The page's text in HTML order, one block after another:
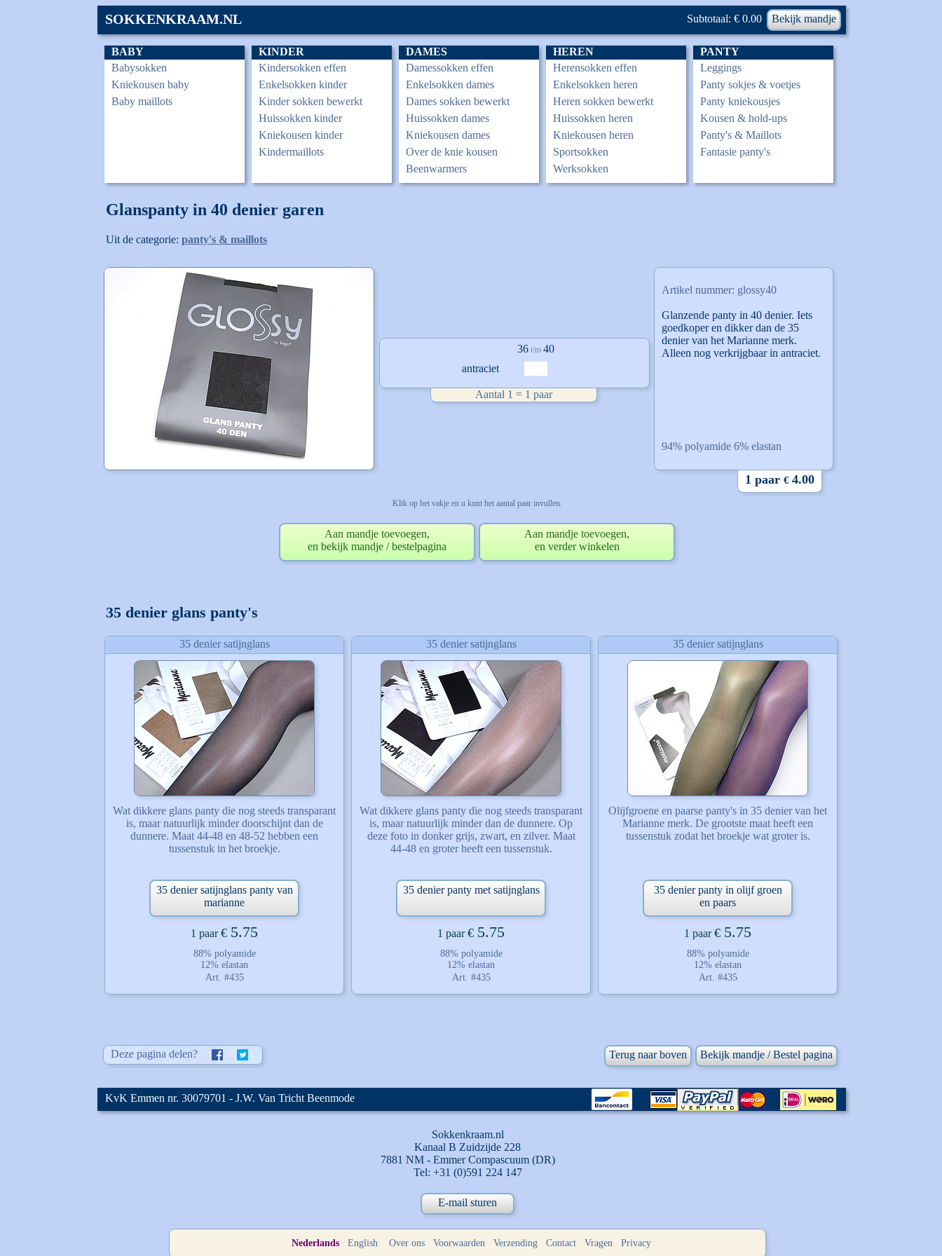
SOKKENKRAAM.NL Bekijk mandje
Subtotaal: € 0.00
BABY
Babysokken
Kniekousen baby
Baby maillots
KINDER
Kindersokken effen
Enkelsokken kinder
Kinder sokken bewerkt
Huissokken kinder
Kniekousen kinder
Kindermaillots
DAMES
Damessokken effen
Enkelsokken dames
Dames sokken bewerkt
Huissokken dames
Kniekousen dames
Over de knie kousen
Beenwarmers
HEREN
Herensokken effen
Enkelsokken heren
Heren sokken bewerkt
Huissokken heren
Kniekousen heren
Sportsokken
Werksokken
PANTY
Leggings
Panty sokjes & voetjes
Panty kniekousjes
Kousen & hold-ups
Panty's & Maillots
Fantasie panty's
Glanspanty in 40 denier garen
Uit de categorie: panty's & maillots
Artikel nummer: glossy40
Glanzende panty in 40 denier. Iets
goedkoper en dikker dan de 35
denier van het Marianne merk.
Alleen nog verkrijgbaar in antraciet.
94% polyamide 6% elastan
1 paar € 4.00
36 t/m 40
antraciet
Aantal 1 = 1 paar
Klik op het vakje en u kunt het aantal paar invullen.
Aan mandje toevoegen,
en verder winkelen
Aan mandje toevoegen,
en bekijk mandje / bestelpagina
35 denier glans panty's
35 denier satijnglans
Wat dikkere glans panty die nog steeds transparant
is, maar natuurlijk minder doorschijnt dan de
dunnere. Maat 44-48 en 48-52 hebben een
tussenstuk in het broekje.
Art. #435
1 paar€ 5.75
88% polyamide
12% elastan
35 denier satijnglans panty van
marianne
35 denier satijnglans
Wat dikkere glans panty die nog steeds transparant
is, maar natuurlijk minder dan de dunnere. Op
deze foto in donker grijs, zwart, en zilver. Maat
44-48 en groter heeft een tussenstuk.
Art. #435
1 paar€ 5.75
88% polyamide
12% elastan
35 denier panty met satijnglans
35 denier satijnglans
Olijfgroene en paarse panty's in 35 denier van het
Marianne merk. De grootste maat heeft een
tussenstuk zodat het broekje wat groter is.
Art. #435
1 paar€ 5.75
88% polyamide
12% elastan
35 denier panty in olijf groen
en paars
Deze pagina delen? Bekijk mandje / Bestel pagina
Terug naar boven
KvK Emmen nr. 30079701 - J.W. Van Tricht Beenmode
Sokkenkraam.nl
Kanaal B Zuidzijde 228
7881 NM - Emmer Compascuum (DR)
Tel: +31 (0)591 224 147
E-mail sturen
Nederlands English Over ons Voorwaarden Verzending Contact Vragen Privacy